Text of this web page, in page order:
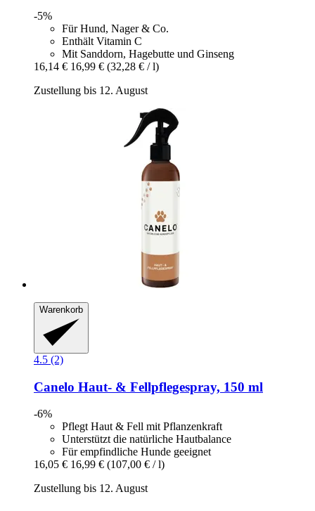
-5%
Für Hund, Nager & Co.
Enthält Vitamin C
Mit Sanddorn, Hagebutte und Ginseng
16,14 € 16,99 € (32,28 € / l)
Zustellung bis 12. August
Warenkorb
4.5 (2)
Canelo Haut-​ & Fellpflegespray, 150 ml
-6%
Pflegt Haut & Fell mit Pflanzenkraft
Unterstützt die natürliche Hautbalance
Für empfindliche Hunde geeignet
16,05 € 16,99 € (107,00 € / l)
Zustellung bis 12. August